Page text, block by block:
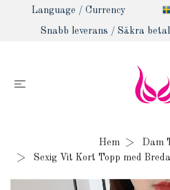
Language / Currency
Snabb leverans / Säkra
Hem
Dam
Sexig Vit Kort Topp med